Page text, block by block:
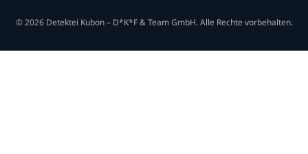
© 2026 Detektei Kubon – D*K*F & Team GmbH. Alle Rechte vorbehalten.